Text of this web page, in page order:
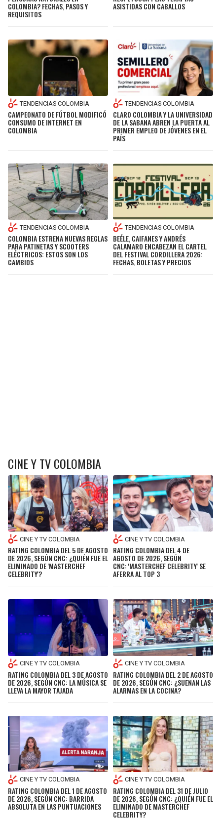
COLOMBIA? FECHAS, PASOS Y
REQUISITOS
ASISTIDAS CON CABALLOS
TENDENCIAS COLOMBIA
CAMPEONATO DE FÚTBOL MODIFICÓ
CONSUMO DE INTERNET EN
COLOMBIA
TENDENCIAS COLOMBIA
CLARO COLOMBIA Y LA UNIVERSIDAD
DE LA SABANA ABREN LA PUERTA AL
PRIMER EMPLEO DE JÓVENES EN EL
PAÍS
TENDENCIAS COLOMBIA
COLOMBIA ESTRENA NUEVAS REGLAS
PARA PATINETAS Y SCOOTERS
ELÉCTRICOS: ESTOS SON LOS
CAMBIOS
TENDENCIAS COLOMBIA
BEÉLE, CAIFANES Y ANDRÉS
CALAMARO ENCABEZAN EL CARTEL
DEL FESTIVAL CORDILLERA 2026:
FECHAS, BOLETAS Y PRECIOS
CINE Y TV COLOMBIA
CINE Y TV COLOMBIA
RATING COLOMBIA DEL 5 DE AGOSTO
DE 2026, SEGÚN CNC: ¿QUIÉN FUE EL
ELIMINADO DE 'MASTERCHEF
CELEBRITY'?
CINE Y TV COLOMBIA
RATING COLOMBIA DEL 4 DE
AGOSTO DE 2026, SEGÚN
CNC: 'MASTERCHEF CELEBRITY' SE
AFERRA AL TOP 3
CINE Y TV COLOMBIA
RATING COLOMBIA DEL 3 DE AGOSTO
DE 2026, SEGÚN CNC: LA MÚSICA SE
LLEVA LA MAYOR TAJADA
CINE Y TV COLOMBIA
RATING COLOMBIA DEL 2 DE AGOSTO
DE 2026, SEGÚN CNC: ¿SUENAN LAS
ALARMAS EN LA COCINA?
CINE Y TV COLOMBIA
RATING COLOMBIA DEL 1 DE AGOSTO
DE 2026, SEGÚN CNC: BARRIDA
ABSOLUTA EN LAS PUNTUACIONES
CINE Y TV COLOMBIA
RATING COLOMBIA DEL 31 DE JULIO
DE 2026, SEGÚN CNC: ¿QUIÉN FUE EL
ELIMINADO DE MASTERCHEF
CELEBRITY?